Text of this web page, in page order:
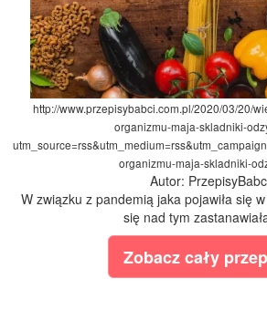
http://www.przepisybabci.com.pl/2020/03/20/
organizmu-maja-skladniki-
organizmu-maja-skladniki-
Autor:
W związku z pandemią jaka pojawiła się
się nad tym
Zobacz cały